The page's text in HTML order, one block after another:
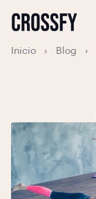
Inicio › Blog ›